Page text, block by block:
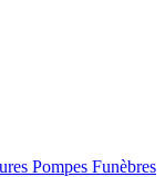
Pompes Funèbres